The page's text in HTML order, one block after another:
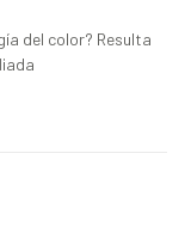
del color? Resulta